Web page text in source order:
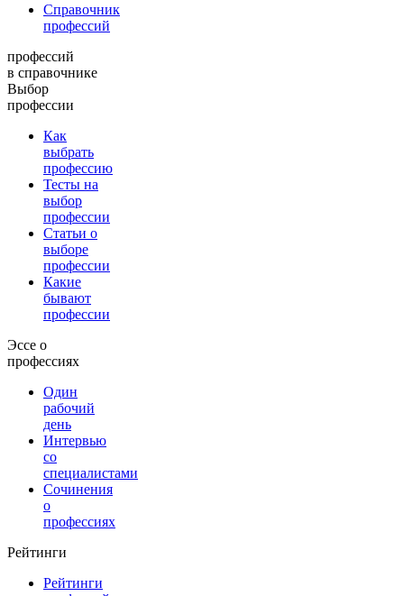
Справочник
профессий
профессий
в справочнике
Выбор
профессии
Как
выбрать
профессию
Тесты на
выбор
профессии
Статьи о
выборе
профессии
Какие
бывают
профессии
Эссе о
профессиях
Один
рабочий
день
Интервью
со
специалистами
Сочинения
о
профессиях
Рейтинги
Рейтинги